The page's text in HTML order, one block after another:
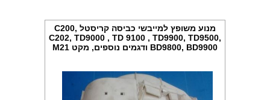
מנוע משופץ למייבשי כביסה קריסטל C200,
C202, TD9000 , TD 9100 , TD9900, TD9500,
BD9800, BD9900 ודגמים נוספים, מקט M21